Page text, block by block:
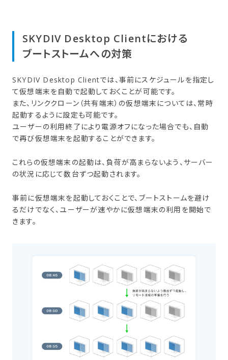
SKYDIV Desktop Clientに​おける​
ブートストームへの​対策
SKYDIV Desktop Clientでは、事前にスケジュールを指定し
て仮想端末を自動で起動しておくことが可能です。
また、リンククローン（共有端末）の仮想端末については、常時
起動するように設定も可能です。
ユーザーの利用終了により電源オフになった場合でも、自動
で再び仮想端末を起動することができます。
これらの仮想端末の起動は、負荷が高まらないよう、サーバー
の状況に応じて数台ずつ起動されます。
事前に仮想端末を起動しておくことで、ブートストームを避け
るだけでなく、ユーザーが速やかに仮想端末の利用を開始で
きます。